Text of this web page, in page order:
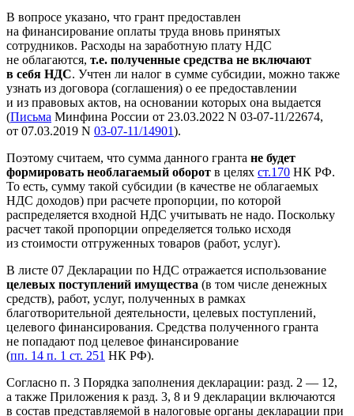
В вопросе указано, что грант предоставлен
на финансирование оплаты труда вновь принятых
сотрудников. Расходы на заработную плату НДС
не облагаются, т.е. полученные средства не включают
в себя НДС. Учтен ли налог в сумме субсидии, можно также
узнать из договора (соглашения) о ее предоставлении
и из правовых актов, на основании которых она выдается
(Письма Минфина России от 23.03.2022 N 03-07-11/22674,
от 07.03.2019 N 03-07-11/14901).
Поэтому считаем, что сумма данного гранта не будет
формировать необлагаемый оборот в целях ст.170 НК РФ.
То есть, сумму такой субсидии (в качестве не облагаемых
НДС доходов) при расчете пропорции, по которой
распределяется входной НДС учитывать не надо. Поскольку
расчет такой пропорции определяется только исходя
из стоимости отгруженных товаров (работ, услуг).
В листе 07 Декларации по НДС отражается использование
целевых поступлений имущества (в том числе денежных
средств), работ, услуг, полученных в рамках
благотворительной деятельности, целевых поступлений,
целевого финансирования. Средства полученного гранта
не попадают под целевое финансирование
(пп. 14 п. 1 ст. 251 НК РФ).
Согласно п. 3 Порядка заполнения декларации: разд. 2 — 12,
а также Приложения к разд. 3, 8 и 9 декларации включаются
в состав представляемой в налоговые органы декларации при